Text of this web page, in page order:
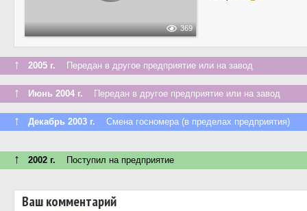
369
↑ 2005 г. Передан в другое предприятие или на завод
↑ Июнь 2004 г. Передан в другое предприятие или на завод
↑ Декабрь 2003 г. Смена госномера (в пределах предприятия)
↑ 2002 г. Поступил на предприятие
Ваш комментарий